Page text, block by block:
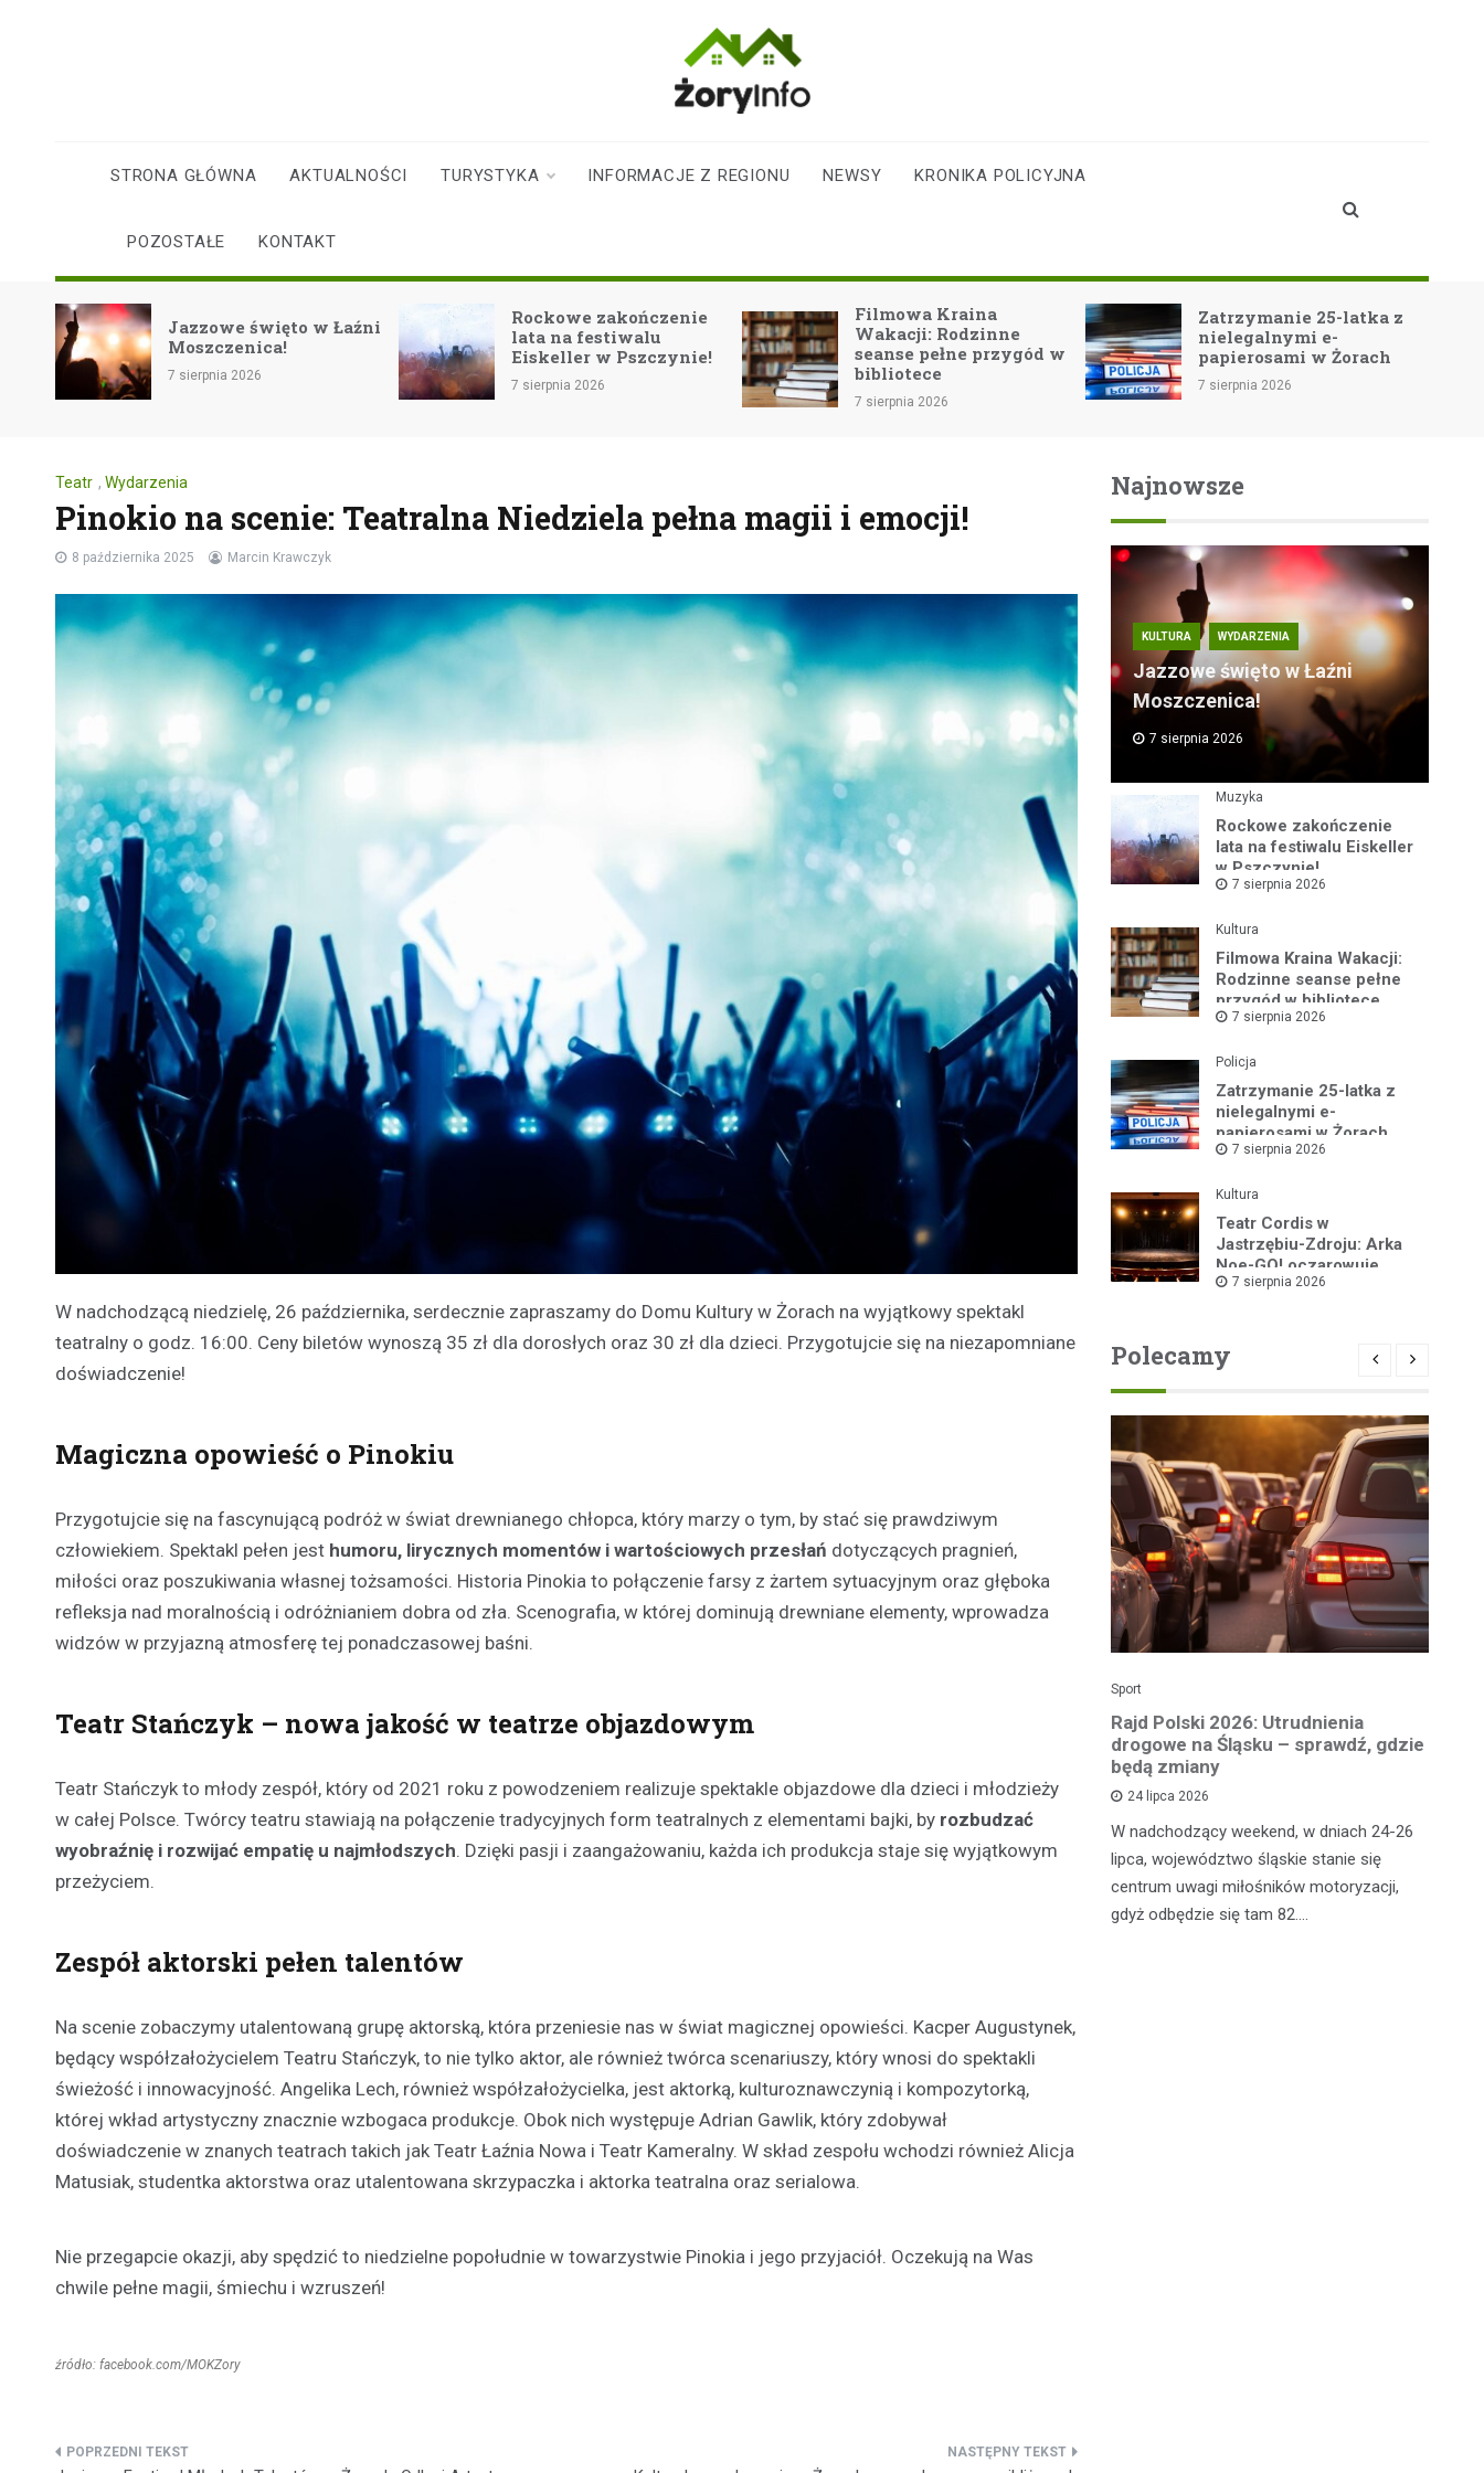
mieszkańców
Żor
STRONA GŁÓWNA AKTUALNOŚCI TURYSTYKA INFORMACJE Z REGIONU NEWSY KRONIKA POLICYJNA
POZOSTAŁE KONTAKT
święto w Łaźni
Rockowe zakończenie
lata na festiwalu
Eiskeller w Pszczynie!
7 sierpnia 2026
Filmowa Kraina
Wakacji: Rodzinne
seanse pełne przygód w
bibliotece
7 sierpnia 2026
Zatrzymanie 25-latka z
nielegalnymi e-
papierosami w Żorach
7 sierpnia 2026
Teatr Cordis w
Noe-GO!
Teatr , Wydarzenia
Pinokio na scenie: Teatralna Niedziela pełna magii i emocji!
8 października 2025 Marcin Krawczyk
W nadchodzącą niedzielę, 26 października, serdecznie zapraszamy do Domu Kultury w Żorach na wyjątkowy spektakl
teatralny o godz. 16:00. Ceny biletów wynoszą 35 zł dla dorosłych oraz 30 zł dla dzieci. Przygotujcie się na niezapomniane
doświadczenie!
Magiczna opowieść o Pinokiu
Przygotujcie się na fascynującą podróż w świat drewnianego chłopca, który marzy o tym, by stać się prawdziwym
człowiekiem. Spektakl pełen jest humoru, lirycznych momentów i wartościowych przesłań dotyczących pragnień,
miłości oraz poszukiwania własnej tożsamości. Historia Pinokia to połączenie farsy z żartem sytuacyjnym oraz głęboka
refleksja nad moralnością i odróżnianiem dobra od zła. Scenografia, w której dominują drewniane elementy, wprowadza
widzów w przyjazną atmosferę tej ponadczasowej baśni.
Teatr Stańczyk – nowa jakość w teatrze objazdowym
Teatr Stańczyk to młody zespół, który od 2021 roku z powodzeniem realizuje spektakle objazdowe dla dzieci i młodzieży
w całej Polsce. Twórcy teatru stawiają na połączenie tradycyjnych form teatralnych z elementami bajki, by rozbudzać
wyobraźnię i rozwijać empatię u najmłodszych. Dzięki pasji i zaangażowaniu, każda ich produkcja staje się wyjątkowym
przeżyciem.
Zespół aktorski pełen talentów
Na scenie zobaczymy utalentowaną grupę aktorską, która przeniesie nas w świat magicznej opowieści. Kacper Augustynek,
będący współzałożycielem Teatru Stańczyk, to nie tylko aktor, ale również twórca scenariuszy, który wnosi do spektakli
świeżość i innowacyjność. Angelika Lech, również współzałożycielka, jest aktorką, kulturoznawczynią i kompozytorką,
której wkład artystyczny znacznie wzbogaca produkcje. Obok nich występuje Adrian Gawlik, który zdobywał
doświadczenie w znanych teatrach takich jak Teatr Łaźnia Nowa i Teatr Kameralny. W skład zespołu wchodzi również Alicja
Matusiak, studentka aktorstwa oraz utalentowana skrzypaczka i aktorka teatralna oraz serialowa.
Nie przegapcie okazji, aby spędzić to niedzielne popołudnie w towarzystwie Pinokia i jego przyjaciół. Oczekują na Was
chwile pełne magii, śmiechu i wzruszeń!
źródło: facebook.com/MOKZory
Nawigacja
Najnowsze
KULTURA WYDARZENIA
Jazzowe święto w Łaźni
Moszczenica!
7 sierpnia 2026
Muzyka
Rockowe zakończenie
lata na festiwalu Eiskeller
w Pszczynie!
7 sierpnia 2026
Kultura
Filmowa Kraina Wakacji:
Rodzinne seanse pełne
przygód w bibliotece
7 sierpnia 2026
Policja
Zatrzymanie 25-latka z
nielegalnymi e-
papierosami w Żorach
7 sierpnia 2026
Kultura
Teatr Cordis w
Jastrzębiu-Zdroju: Arka
Noe-GO! oczarowuje
widownię!
7 sierpnia 2026
Polecamy
30 czerwca 2026
W minioną niedzielę mieszkańcy
Moszczenicy mieli okazję uczestniczyć w
Sport
Rajd Polski 2026: Utrudnienia
drogowe na Śląsku – sprawdź, gdzie
będą zmiany
24 lipca 2026
W nadchodzący weekend, w dniach 24-26
lipca, województwo śląskie stanie się
centrum uwagi miłośników motoryzacji,
gdyż odbędzie się tam 82.…